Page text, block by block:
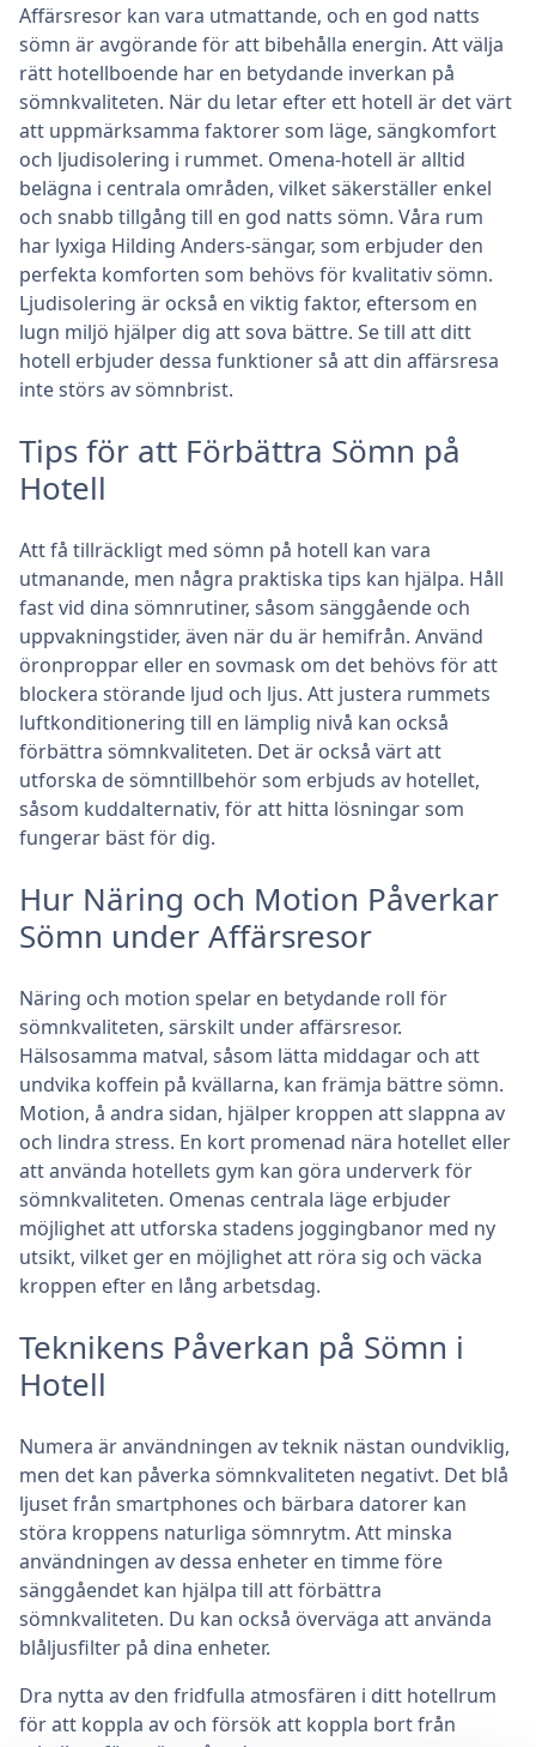
Affärsresor kan vara utmattande, och en god natts
sömn är avgörande för att bibehålla energin. Att välja
rätt hotellboende har en betydande inverkan på
sömnkvaliteten. När du letar efter ett hotell är det värt
att uppmärksamma faktorer som läge, sängkomfort
och ljudisolering i rummet. Omena-hotell är alltid
belägna i centrala områden, vilket säkerställer enkel
och snabb tillgång till en god natts sömn. Våra rum
har lyxiga Hilding Anders-sängar, som erbjuder den
perfekta komforten som behövs för kvalitativ sömn.
Ljudisolering är också en viktig faktor, eftersom en
lugn miljö hjälper dig att sova bättre. Se till att ditt
hotell erbjuder dessa funktioner så att din affärsresa
inte störs av sömnbrist.
Tips för att Förbättra Sömn på
Hotell
Att få tillräckligt med sömn på hotell kan vara
utmanande, men några praktiska tips kan hjälpa. Håll
fast vid dina sömnrutiner, såsom sänggående och
uppvakningstider, även när du är hemifrån. Använd
öronproppar eller en sovmask om det behövs för att
blockera störande ljud och ljus. Att justera rummets
luftkonditionering till en lämplig nivå kan också
förbättra sömnkvaliteten. Det är också värt att
utforska de sömntillbehör som erbjuds av hotellet,
såsom kuddalternativ, för att hitta lösningar som
fungerar bäst för dig.
Hur Näring och Motion Påverkar
Sömn under Affärsresor
Näring och motion spelar en betydande roll för
sömnkvaliteten, särskilt under affärsresor.
Hälsosamma matval, såsom lätta middagar och att
undvika koffein på kvällarna, kan främja bättre sömn.
Motion, å andra sidan, hjälper kroppen att slappna av
och lindra stress. En kort promenad nära hotellet eller
att använda hotellets gym kan göra underverk för
sömnkvaliteten. Omenas centrala läge erbjuder
möjlighet att utforska stadens joggingbanor med ny
utsikt, vilket ger en möjlighet att röra sig och väcka
kroppen efter en lång arbetsdag.
Teknikens Påverkan på Sömn i
Hotell
Numera är användningen av teknik nästan oundviklig,
men det kan påverka sömnkvaliteten negativt. Det blå
ljuset från smartphones och bärbara datorer kan
störa kroppens naturliga sömnrytm. Att minska
användningen av dessa enheter en timme före
sänggåendet kan hjälpa till att förbättra
sömnkvaliteten. Du kan också överväga att använda
blåljusfilter på dina enheter.
Dra nytta av den fridfulla atmosfären i ditt hotellrum
för att koppla av och försök att koppla bort från